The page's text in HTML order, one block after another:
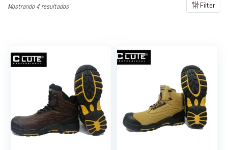
Filter
Mostrando 4 resultados